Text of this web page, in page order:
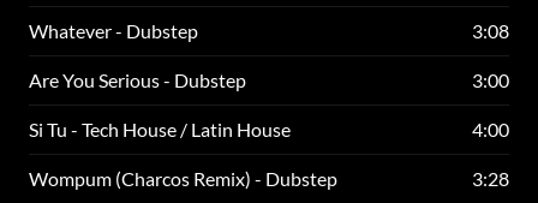
Whatever - Dubstep 3:08
Are You Serious - Dubstep 3:00
Si Tu - Tech House / Latin House 4:00
Wompum (Charcos Remix) - Dubstep 3:28